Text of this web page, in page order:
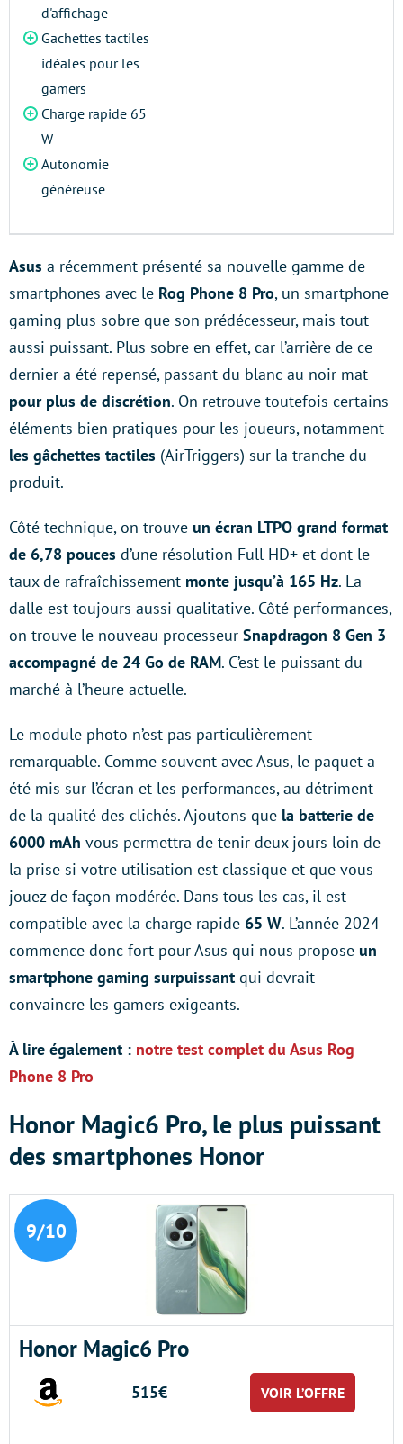
d'affichage
Gachettes tactiles
idéales pour les
gamers
Charge rapide 65
W
Autonomie
généreuse
Asus a récemment présenté sa nouvelle gamme de
smartphones avec le Rog Phone 8 Pro, un smartphone
gaming plus sobre que son prédécesseur, mais tout
aussi puissant. Plus sobre en effet, car l’arrière de ce
dernier a été repensé, passant du blanc au noir mat
pour plus de discrétion. On retrouve toutefois certains
éléments bien pratiques pour les joueurs, notamment
les gâchettes tactiles (AirTriggers) sur la tranche du
produit.
Côté technique, on trouve un écran LTPO grand format
de 6,78 pouces d’une résolution Full HD+ et dont le
taux de rafraîchissement monte jusqu’à 165 Hz. La
dalle est toujours aussi qualitative. Côté performances,
on trouve le nouveau processeur Snapdragon 8 Gen 3
accompagné de 24 Go de RAM. C’est le puissant du
marché à l’heure actuelle.
Le module photo n’est pas particulièrement
remarquable. Comme souvent avec Asus, le paquet a
été mis sur l’écran et les performances, au détriment
de la qualité des clichés. Ajoutons que la batterie de
6000 mAh vous permettra de tenir deux jours loin de
la prise si votre utilisation est classique et que vous
jouez de façon modérée. Dans tous les cas, il est
compatible avec la charge rapide 65 W. L’année 2024
commence donc fort pour Asus qui nous propose un
smartphone gaming surpuissant qui devrait
convaincre les gamers exigeants.
À lire également : notre test complet du Asus Rog
Phone 8 Pro
Honor Magic6 Pro, le plus puissant
des smartphones Honor
9/10
Honor Magic6 Pro
515€ VOIR L’OFFRE